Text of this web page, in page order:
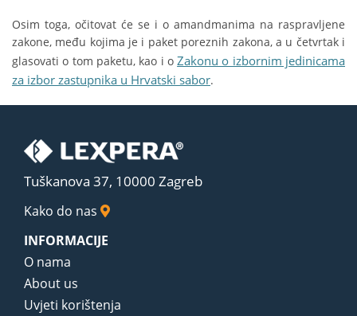
Osim toga, očitovat će se i o amandmanima na raspravljene
zakone, među kojima je i paket poreznih zakona, a u četvrtak i
glasovati o tom paketu, kao i oZakonu o izbornim jedinicama
za izbor zastupnika u Hrvatski sabor.
Tuškanova 37, 10000 Zagreb
Kako do nas
INFORMACIJE
O nama
About us
Uvjeti korištenja